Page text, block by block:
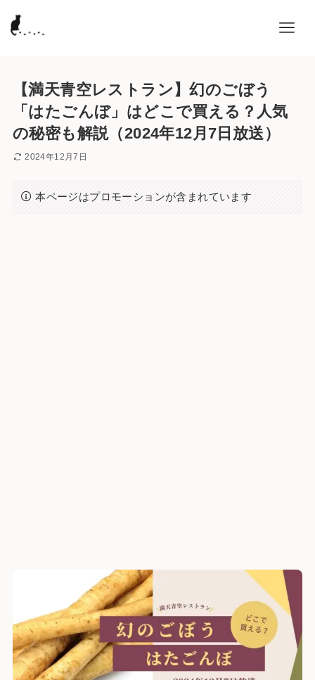
【満天青空レストラン】幻のごぼう
「はたごんぼ」はどこで買える？人気
の秘密も解説（2024年12月7日放送）
2024年12月7日
本ページはプロモーションが含まれています